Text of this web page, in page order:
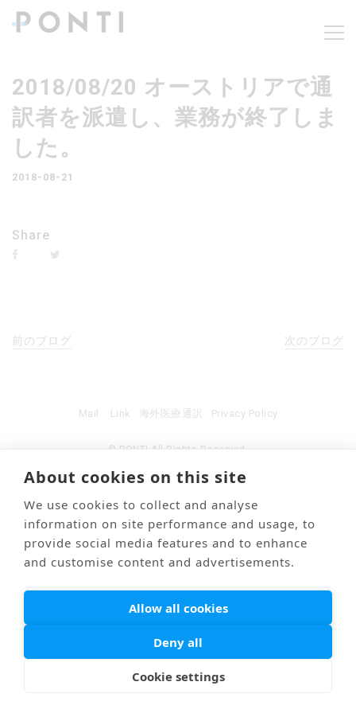
2018/08/20 オーストリアで通
訳者を派遣し、業務が終了しま
した。
2018-08-21
Share
前のブログ 次のブログ
© PONTI All Rights Reserved.
Mail Link 海外医療通訳 Privacy Policy
About cookies on this site
We use cookies to collect and analyse
information on site performance and usage, to
provide social media features and to enhance
and customise content and advertisements.
Allow all cookies
Deny all
Cookie settings